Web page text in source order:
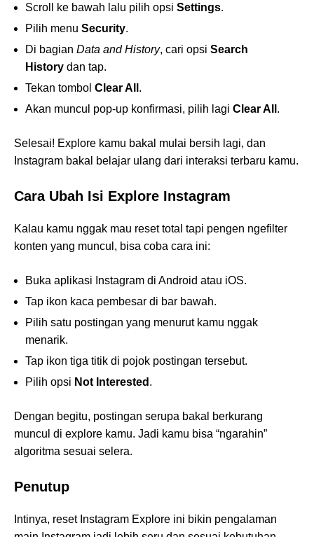
Scroll ke bawah lalu pilih opsi Settings.
Pilih menu Security.
Di bagian Data and History, cari opsi Search
History dan tap.
Tekan tombol Clear All .
Akan muncul pop-up konfirmasi, pilih lagi Clear All .
Selesai! Explore kamu bakal mulai bersih lagi, dan
Instagram bakal belajar ulang dari interaksi terbaru kamu.
Cara Ubah Isi Explore Instagram
Kalau kamu nggak mau reset total tapi pengen ngefilter
konten yang muncul, bisa coba cara ini:
Buka aplikasi Instagram di Android atau iOS.
Tap ikon kaca pembesar di bar bawah.
Pilih satu postingan yang menurut kamu nggak
menarik.
Tap ikon tiga titik di pojok postingan tersebut.
Pilih opsi Not Interested .
Dengan begitu, postingan serupa bakal berkurang
muncul di explore kamu. Jadi kamu bisa “ngarahin”
algoritma sesuai selera.
Penutup
Intinya, reset Instagram Explore ini bikin pengalaman